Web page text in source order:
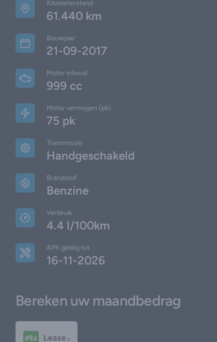
Kilometerstand
61.440 km
Bouwjaar
21-09-2017
Motor inhoud
999 cc
Motor vermogen (pk)
75 pk
Transmissie
Handgeschakeld
Brandstof
Benzine
Verbruik
4.4 l/100km
APK geldig tot
16-11-2026
Bereken uw maandbedrag